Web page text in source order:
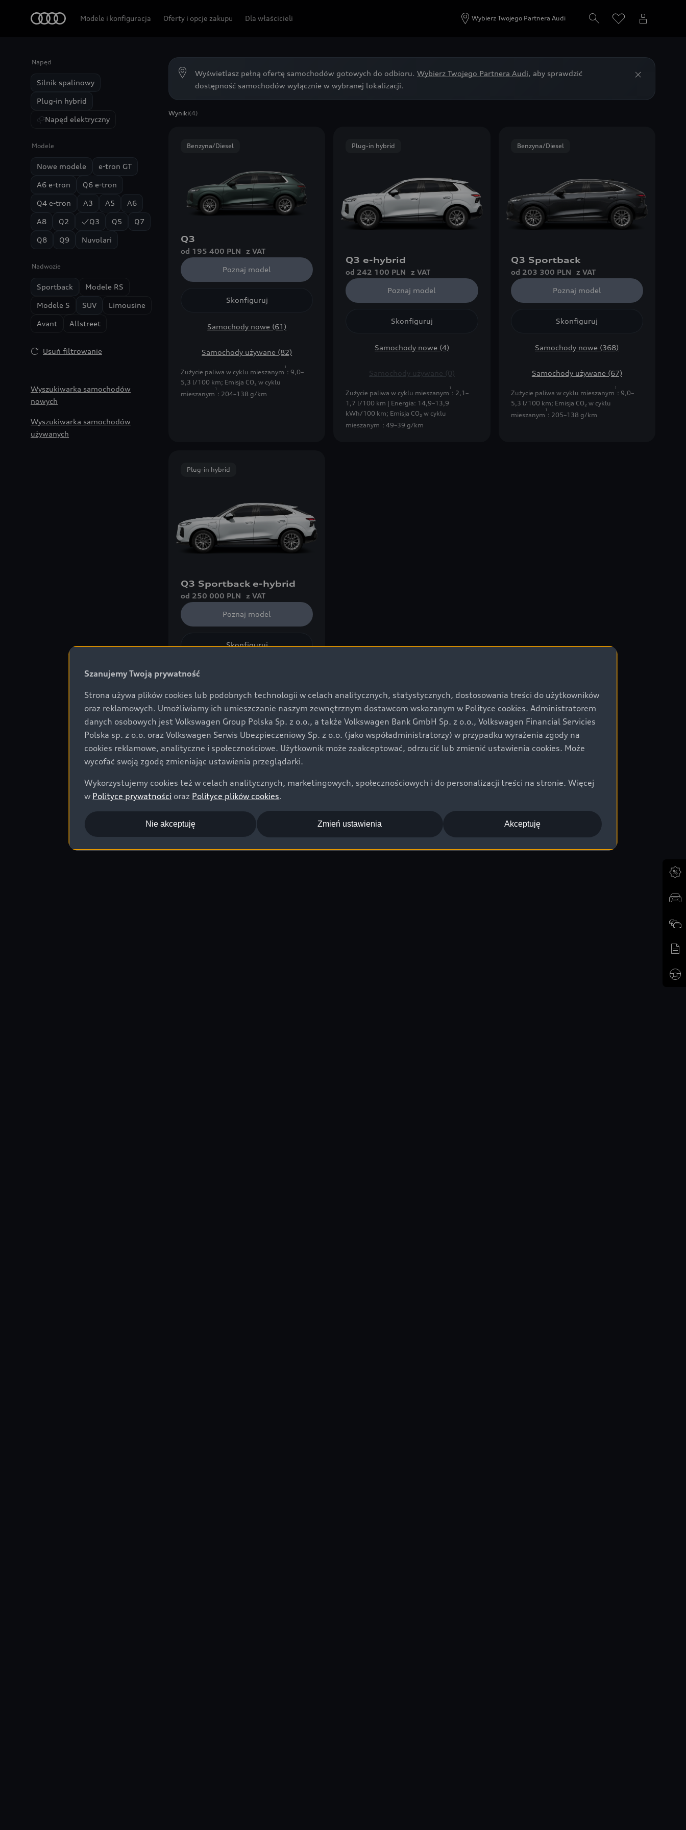
Modele i konfiguracja Oferty i opcje zakupu Dla właścicieli Wybierz Twojego Partnera Audi
Napęd
Silnik spalinowy
Plug-in hybrid
Napęd elektryczny
Modele
Nowe modele e-tron GT
A6 e-tron Q6 e-tron
Q4 e-tron A3 A5 A6
A8 Q2 Q3 Q5 Q7
Q8 Q9 Nuvolari
Nadwozie
Sportback Modele RS
Modele S SUV Limousine
Avant Allstreet
Usuń filtrowanie
Wyszukiwarka samochodów
nowych
Wyszukiwarka samochodów
używanych
Wyświetlasz pełną ofertę samochodów gotowych do odbioru. Wybierz Twojego Partnera Audi, aby sprawdzić
dostępność samochodów wyłącznie w wybranej lokalizacji.
Wyniki(4)
Benzyna/Diesel
Q3
od 195 400 PLN z VAT
Poznaj model
Skonfiguruj
Samochody nowe (61)
Samochody używane (82)
Zużycie paliwa w cyklu mieszanym
1
: 9,0–
5,3 l/100 km; Emisja CO₂ w cyklu
mieszanym
1
: 204–138 g/km
Plug-in hybrid
Q3 e-hybrid
od 242 100 PLN z VAT
Poznaj model
Skonfiguruj
Samochody nowe (4)
Samochody używane (0)
Zużycie paliwa w cyklu mieszanym
1
: 2,1–
1,7 l/100 km | Energia: 14,9–13,9
kWh/100 km; Emisja CO₂ w cyklu
mieszanym
1
: 49–39 g/km
Benzyna/Diesel
Q3 Sportback
od 203 300 PLN z VAT
Poznaj model
Skonfiguruj
Samochody nowe (368)
Samochody używane (67)
Zużycie paliwa w cyklu mieszanym
1
: 9,0–
5,3 l/100 km; Emisja CO₂ w cyklu
mieszanym
1
: 205–138 g/km
Plug-in hybrid
Q3 Sportback e-hybrid
od 250 000 PLN z VAT
Poznaj model
Skonfiguruj
Samochody używane (1)
1
1,7 l/100 km | Energia: 15,1–14,0
kWh/100 km;Emisja CO₂ w cyklu
mieszanym : 50–39 g/km
Szanujemy Twoją prywatność
Strona używa plików cookies lub podobnych technologii w celach analitycznych, statystycznych, dostosowania treści do użytkowników
oraz reklamowych. Umożliwiamy ich umieszczanie naszym zewnętrznym dostawcom wskazanym w Polityce cookies. Administratorem
danych osobowych jest Volkswagen Group Polska Sp. z o.o., a także Volkswagen Bank GmbH Sp. z o.o., Volkswagen Financial Servicies
Polska sp. z o.o. oraz Volkswagen Serwis Ubezpieczeniowy Sp. z o.o. (jako współadministratorzy) w przypadku wyrażenia zgody na
cookies reklamowe, analityczne i społecznościowe. Użytkownik może zaakceptować, odrzucić lub zmienić ustawienia cookies. Może
wycofać swoją zgodę zmieniając ustawienia przeglądarki.
Wykorzystujemy cookies też w celach analitycznych, marketingowych, społecznościowych i do personalizacji treści na stronie. Więcej
w Polityce prywatności oraz Polityce plików cookies.
Akceptuję
Nie akceptuję Zmień ustawienia